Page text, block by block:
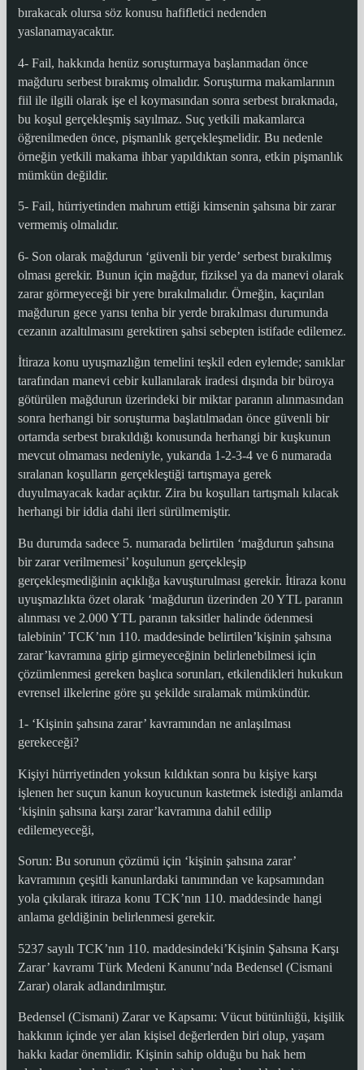
bırakacak olursa söz konusu hafifletici nedenden
yaslanamayacaktır.
4- Fail, hakkında henüz soruşturmaya başlanmadan önce
mağduru serbest bırakmış olmalıdır. Soruşturma makamlarının
fiil ile ilgili olarak işe el koymasından sonra serbest bırakmada,
bu koşul gerçekleşmiş sayılmaz. Suç yetkili makamlarca
öğrenilmeden önce, pişmanlık gerçekleşmelidir. Bu nedenle
örneğin yetkili makama ihbar yapıldıktan sonra, etkin pişmanlık
mümkün değildir.
5- Fail, hürriyetinden mahrum ettiği kimsenin şahsına bir zarar
vermemiş olmalıdır.
6- Son olarak mağdurun ‘güvenli bir yerde’ serbest bırakılmış
olması gerekir. Bunun için mağdur, fiziksel ya da manevi olarak
zarar görmeyeceği bir yere bırakılmalıdır. Örneğin, kaçırılan
mağdurun gece yarısı tenha bir yerde bırakılması durumunda
cezanın azaltılmasını gerektiren şahsi sebepten istifade edilemez.
İtiraza konu uyuşmazlığın temelini teşkil eden eylemde; sanıklar
tarafından manevi cebir kullanılarak iradesi dışında bir büroya
götürülen mağdurun üzerindeki bir miktar paranın alınmasından
sonra herhangi bir soruşturma başlatılmadan önce güvenli bir
ortamda serbest bırakıldığı konusunda herhangi bir kuşkunun
mevcut olmaması nedeniyle, yukarıda 1-2-3-4 ve 6 numarada
sıralanan koşulların gerçekleştiği tartışmaya gerek
duyulmayacak kadar açıktır. Zira bu koşulları tartışmalı kılacak
herhangi bir iddia dahi ileri sürülmemiştir.
Bu durumda sadece 5. numarada belirtilen ‘mağdurun şahsına
bir zarar verilmemesi’ koşulunun gerçekleşip
gerçekleşmediğinin açıklığa kavuşturulması gerekir. İtiraza konu
uyuşmazlıkta özet olarak ‘mağdurun üzerinden 20 YTL paranın
alınması ve 2.000 YTL paranın taksitler halinde ödenmesi
talebinin’ TCK’nın 110. maddesinde belirtilen’kişinin şahsına
zarar’kavramına girip girmeyeceğinin belirlenebilmesi için
çözümlenmesi gereken başlıca sorunları, etkilendikleri hukukun
evrensel ilkelerine göre şu şekilde sıralamak mümkündür.
1- ‘Kişinin şahsına zarar’ kavramından ne anlaşılması
gerekeceği?
Kişiyi hürriyetinden yoksun kıldıktan sonra bu kişiye karşı
işlenen her suçun kanun koyucunun kastetmek istediği anlamda
‘kişinin şahsına karşı zarar’kavramına dahil edilip
edilemeyeceği,
Sorun: Bu sorunun çözümü için ‘kişinin şahsına zarar’
kavramının çeşitli kanunlardaki tanımından ve kapsamından
yola çıkılarak itiraza konu TCK’nın 110. maddesinde hangi
anlama geldiğinin belirlenmesi gerekir.
5237 sayılı TCK’nın 110. maddesindeki’Kişinin Şahsına Karşı
Zarar’ kavramı Türk Medeni Kanunu’nda Bedensel (Cismani
Zarar) olarak adlandırılmıştır.
Bedensel (Cismani) Zarar ve Kapsamı: Vücut bütünlüğü, kişilik
hakkının içinde yer alan kişisel değerlerden biri olup, yaşam
hakkı kadar önemlidir. Kişinin sahip olduğu bu hak hem